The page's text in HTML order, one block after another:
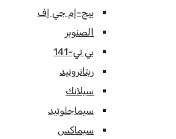
بيج-إم جي إف
الصنوبر
بي تي-141
ريتاتروتيد
سيلانك
سيماجلوتيد
سيماكس